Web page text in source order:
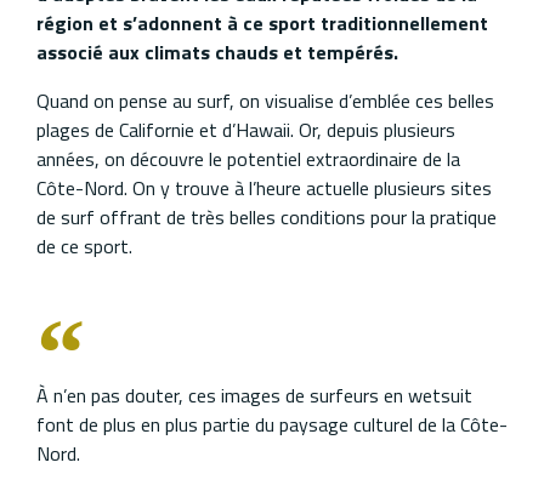
région et s’adonnent à ce sport traditionnellement
associé aux climats chauds et tempérés.
Quand on pense au surf, on visualise d’emblée ces belles
plages de Californie et d’Hawaii. Or, depuis plusieurs
années, on découvre le potentiel extraordinaire de la
Côte-Nord. On y trouve à l’heure actuelle plusieurs sites
de surf offrant de très belles conditions pour la pratique
de ce sport.
À n’en pas douter, ces images de surfeurs en wetsuit
font de plus en plus partie du paysage culturel de la Côte-
Nord.